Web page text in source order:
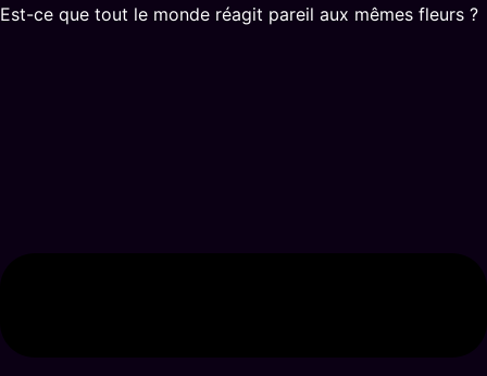
Est-ce que tout le monde réagit pareil aux mêmes fleurs ?